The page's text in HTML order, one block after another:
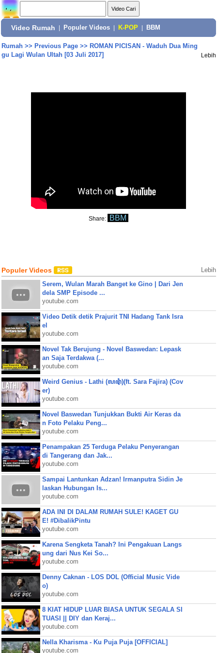
Video Rumah Populer Videos K-POP BBM
Rumah>> Previous Page>> ROMAN PICISAN - Waduh Dua Ming
gu Lagi Wulan Ultah [03 Juli 2017]
Lebih
Share: BBM
Populer Videos Lebih
Serem, Wulan Marah Banget ke Gino | Dari Jen
dela SMP Episode ...
youtube.com
Video Detik detik Prajurit TNI Hadang Tank Isra
el
youtube.com
Novel Tak Berujung - Novel Baswedan: Lepask
an Saja Terdakwa (...
youtube.com
Weird Genius - Lathi (ꦭꦛꦶ)(ft. Sara Fajira) (Cov
er)
youtube.com
Novel Baswedan Tunjukkan Bukti Air Keras da
n Foto Pelaku Peng...
youtube.com
Penampakan 25 Terduga Pelaku Penyerangan
di Tangerang dan Jak...
youtube.com
Sampai Lantunkan Adzan! Irmanputra Sidin Je
laskan Hubungan Is...
youtube.com
ADA INI DI DALAM RUMAH SULE! KAGET GU
E! #DibalikPintu
youtube.com
Karena Sengketa Tanah? Ini Pengakuan Langs
ung dari Nus Kei So...
youtube.com
Denny Caknan - LOS DOL (Official Music Vide
o)
youtube.com
8 KIAT HIDUP LUAR BIASA UNTUK SEGALA SI
TUASI || DIY dan Keraj...
youtube.com
Nella Kharisma - Ku Puja Puja [OFFICIAL]
youtube.com